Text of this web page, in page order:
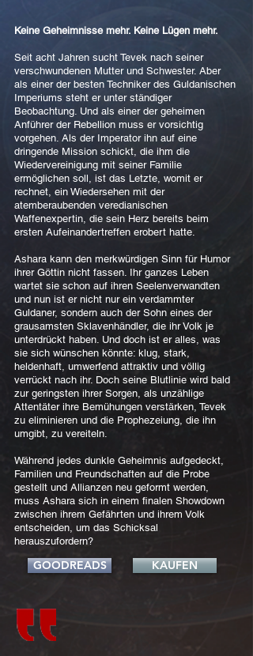
Keine Geheimnisse mehr. Keine Lügen mehr.
Seit acht Jahren sucht Tevek nach seiner
verschwundenen Mutter und Schwester. Aber
als einer der besten Techniker des Guldanischen
Imperiums steht er unter ständiger
Beobachtung. Und als einer der geheimen
Anführer der Rebellion muss er vorsichtig
vorgehen. Als der Imperator ihn auf eine
dringende Mission schickt, die ihm die
Wiedervereinigung mit seiner Familie
ermöglichen soll, ist das Letzte, womit er
rechnet, ein Wiedersehen mit der
atemberaubenden veredianischen
Waffenexpertin, die sein Herz bereits beim
ersten Aufeinandertreffen erobert hatte.
Ashara kann den merkwürdigen Sinn für Humor
ihrer Göttin nicht fassen. Ihr ganzes Leben
wartet sie schon auf ihren Seelenverwandten
und nun ist er nicht nur ein verdammter
Guldaner, sondern auch der Sohn eines der
grausamsten Sklavenhändler, die ihr Volk je
unterdrückt haben. Und doch ist er alles, was
sie sich wünschen könnte: klug, stark,
heldenhaft, umwerfend attraktiv und völlig
verrückt nach ihr. Doch seine Blutlinie wird bald
zur geringsten ihrer Sorgen, als unzählige
Attentäter ihre Bemühungen verstärken, Tevek
zu eliminieren und die Prophezeiung, die ihn
umgibt, zu vereiteln.
Während jedes dunkle Geheimnis aufgedeckt,
Familien und Freundschaften auf die Probe
gestellt und Allianzen neu geformt werden,
muss Ashara sich in einem finalen Showdown
zwischen ihrem Gefährten und ihrem Volk
entscheiden, um das Schicksal
herauszufordern?
GOODREADS KAUFEN